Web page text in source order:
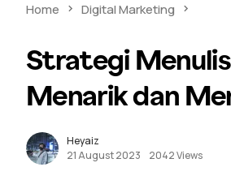
Home Digital Marketing
Strategi
Menarik dan
Heyaiz
21 August 2023
2042 Views